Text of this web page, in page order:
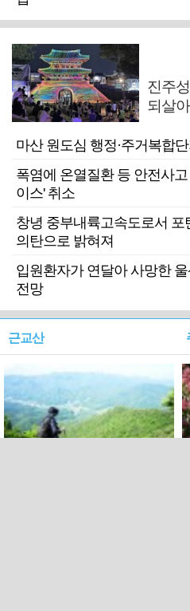
진주
되살
마산 원도심 행정·주거복합
폭염에 온열질환 등 안전사
이스' 취소
창녕 중부내륙고속도로서
의탄으로 밝혀져
입원환자가 연달아 사망한
전망
근교산